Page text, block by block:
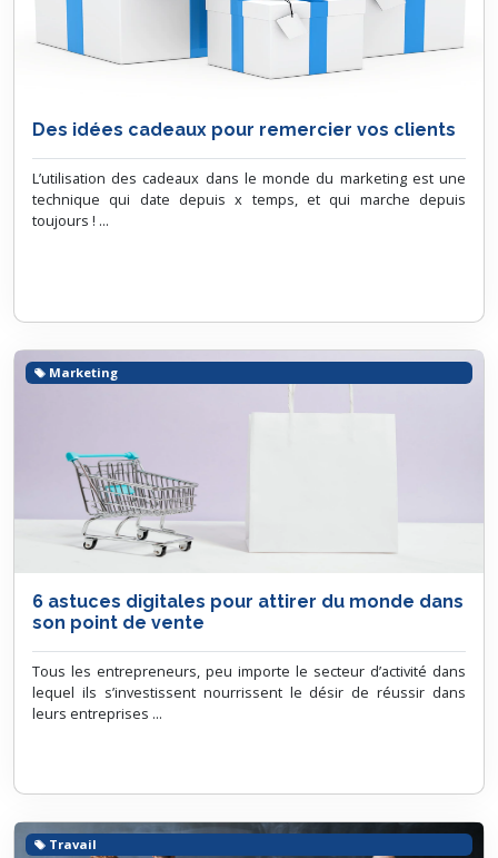
Des idées cadeaux pour remercier vos clients
L’utilisation des cadeaux dans le monde du marketing est une
technique qui date depuis x temps, et qui marche depuis
toujours ! ...
6 astuces digitales pour attirer du monde dans
son point de vente
Tous les entrepreneurs, peu importe le secteur d’activité dans
lequel ils s’investissent nourrissent le désir de réussir dans
leurs entreprises ...
Marketing
Travail